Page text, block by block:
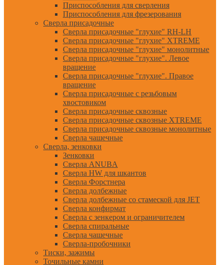
Приспособления для сверления
Приспособления для фрезерования
Сверла присадочные
Сверла присадочные "глухие" RH-LH
Сверла присадочные "глухие" XTREME
Сверла присадочные "глухие" монолитные
Сверла присадочные "глухие". Левое
вращение
Сверла присадочные "глухие". Правое
вращение
Сверла присадочные с резьбовым
хвостовиком
Сверла присадочные сквозные
Сверла присадочные сквозные XTREME
Сверла присадочные сквозные монолитные
Сверла чашечные
Сверла, зенковки
Зенковки
Сверла ANUBA
Сверла HW для шкантов
Сверла Форстнера
Сверла долбежные
Сверла долбежные со стамеской для JET
Сверла конфирмат
Сверла с зенкером и ограничителем
Сверла спиральные
Сверла чашечные
Сверла-пробочники
Тиски, зажимы
Точильные камни